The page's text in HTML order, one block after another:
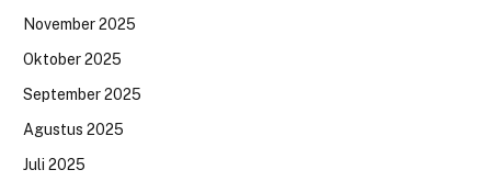
November 2025
Oktober 2025
September 2025
Agustus 2025
Juli 2025